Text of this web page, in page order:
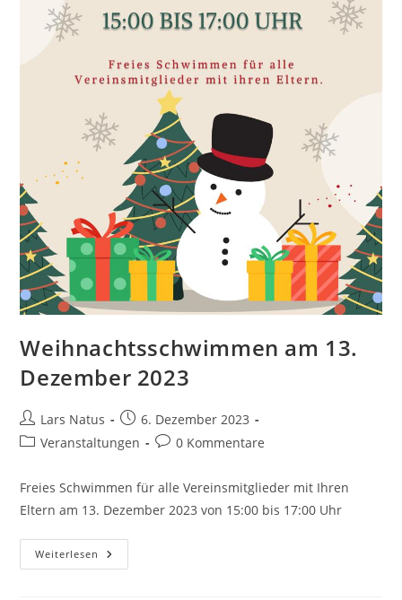
Weihnachtsschwimmen am 13.
Dezember 2023
Beitrags-
Autor:
Lars Natus
Beitrag
veröffentlicht:
6. Dezember 2023
Beitrags-
Veranstaltungen
Beitrags-
0 Kommentare
Freies Schwimmen für alle Vereinsmitglieder mit Ihren
Eltern am 13. Dezember 2023 von 15:00 bis 17:00 Uhr
Weiterlesen Weihnachtsschwimmen
Am